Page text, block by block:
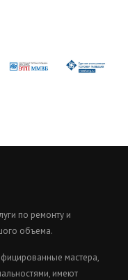
по ремонту и
объема.
мастера,
имеют